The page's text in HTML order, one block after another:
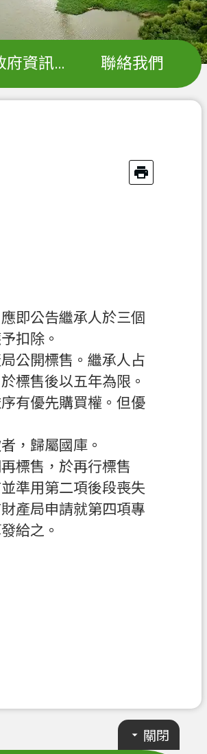
政府資訊公開 聯絡我們
即公告繼承人於三個
扣除。
公開標售。繼承人占
標售後以五年為限。
有優先購買權。但優
，歸屬國庫。
標售，於再行標售
準用第二項後段喪失
產局申請就第四項專
給之。
關閉